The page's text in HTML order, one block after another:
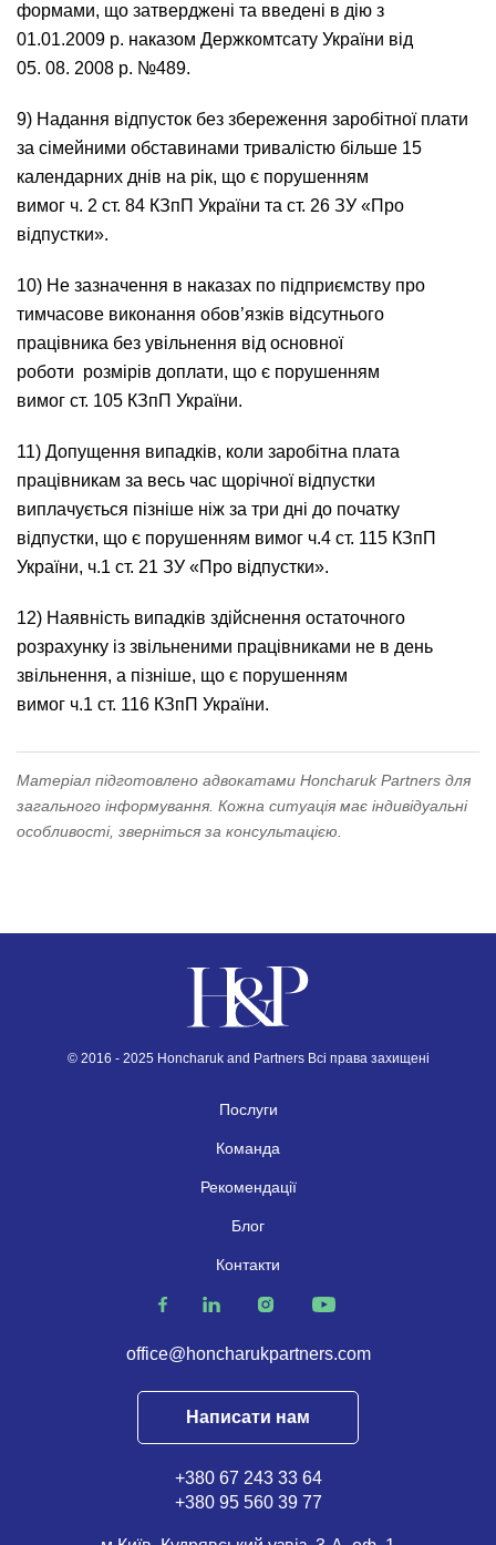
формами, що затверджені та введені в дію з
01.01.2009 р. наказом Держкомтсату України від
05. 08. 2008 р. №489.
9) Надання відпусток без збереження заробітної плати
за сімейними обставинами тривалістю більше 15
календарних днів на рік, що є порушенням
вимог ч. 2 ст. 84 КЗпП України та ст. 26 ЗУ «Про
відпустки».
10) Не зазначення в наказах по підприємству про
тимчасове виконання обов’язків відсутнього
працівника без увільнення від основної
роботи розмірів доплати, що є порушенням
вимог ст. 105 КЗпП України.
11) Допущення випадків, коли заробітна плата
працівникам за весь час щорічної відпустки
виплачується пізніше ніж за три дні до початку
відпустки, що є порушенням вимог ч.4 ст. 115 КЗпП
України, ч.1 ст. 21 ЗУ «Про відпустки».
12) Наявність випадків здійснення остаточного
розрахунку із звільненими працівниками не в день
звільнення, а пізніше, що є порушенням
вимог ч.1 ст. 116 КЗпП України.
Матеріал підготовлено адвокатами Honcharuk Partners для
загального інформування. Кожна ситуація має індивідуальні
особливості, зверніться за консультацією.
© 2016 - 2025 Honcharuk and Partners Всі права захищені
Послуги
Команда
Рекомендації
Блог
Контакти
office@honcharukpartners.com
Написати нам
+380 67 243 33 64
+380 95 560 39 77